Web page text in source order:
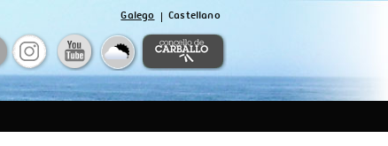
Galego Castellano